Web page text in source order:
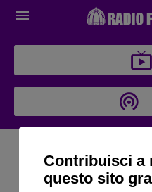
ARCHIVIO
Contribuisci a
questo sito